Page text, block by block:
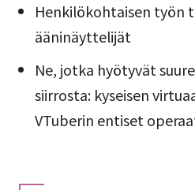
Henkilökohtaisen työn
ääninäyttelijät
Ne, jotka hyötyvät
siirrosta: kyseisen
VTuberin entiset